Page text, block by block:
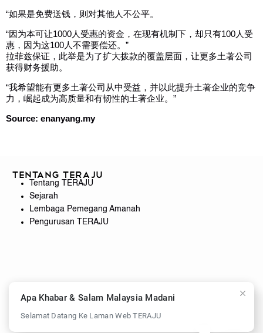
“如果是免费送钱，则对其他人不公平。
“因为本可让1000人受惠的资金，在现有机制下，却只有100人受
惠，因为这100人不需要偿还。”
拉菲兹保证，此举是为了扩大拨款的覆盖层面，让更多土著公司
获得财务援助。
“我希望能有更多土著公司从中受益，并以此提升土著企业的竞争
力，崛起成为高质量和有韧性的土著企业。”
Source: enanyang.my
Tentang TERAJU
Tentang TERAJU
Sejarah
Lembaga Pemegang Amanah
Pengurusan TERAJU
Apa Khabar & Salam Malaysia Madani
Selamat Datang Ke Laman Web TERAJU